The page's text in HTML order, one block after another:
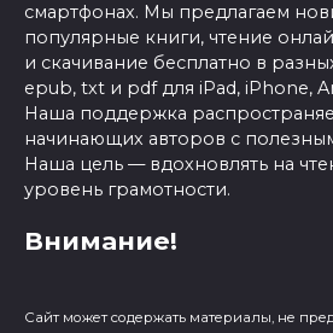
смартфонах. Мы предлагаем
популярные книги, чтение
и скачивание бесплатно в
epub, txt и pdf для iPad, iPhone,
Наша поддержка
начинающих авторов с
Наша цель — вдохновлять на
уровень грамотности.
Внимание!
Сайт может содержать материалы, не